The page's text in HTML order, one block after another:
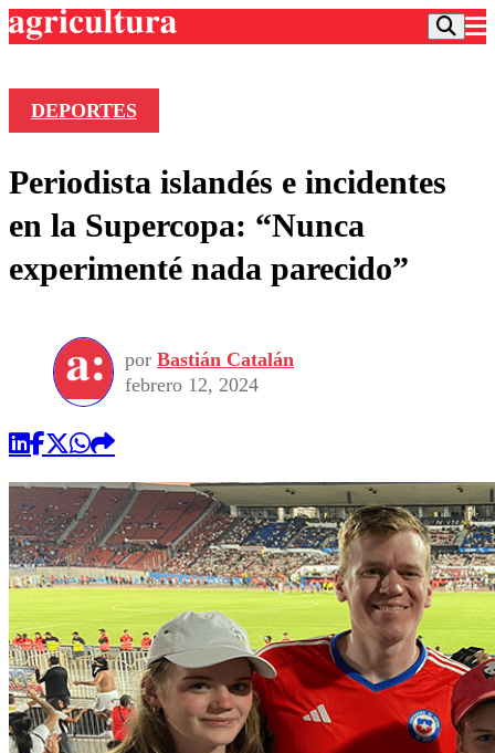
Frecuencias
Agricultura TV
Deportes
Colo Colo
Seleccion Chilena
Torneo Internacional
Universidad de Chile
Entretención
Economía
Internacional
Sustentabilidad
Publicaciones en medios
Opinión
DEPORTES
Periodista islandés e incidentes
en la Supercopa: “Nunca
experimenté nada parecido”
por Bastián Catalán
febrero 12, 2024